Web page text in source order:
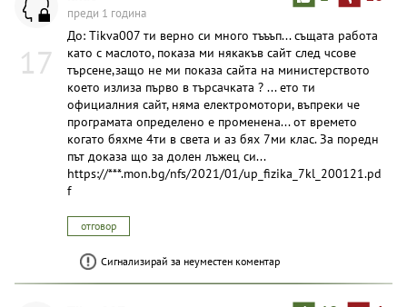
17
преди 1 година
До: Tikva007 ти верно си много тъъъп... същата работа
като с маслото, показа ми някакъв сайт след чсове
търсене,защо не ми показа сайта на министерството
което излиза първо в търсачката ? ... ето ти
официалния сайт, няма електромотори, въпреки че
програмата определено е променена... от времето
когато бяхме 4ти в света и аз бях 7ми клас. За поредн
път доказа що за долен лъжец си...
https://***.mon.bg/nfs/2021/01/up_fizika_7kl_200121.pd
f
отговор
Сигнализирай за неуместен коментар